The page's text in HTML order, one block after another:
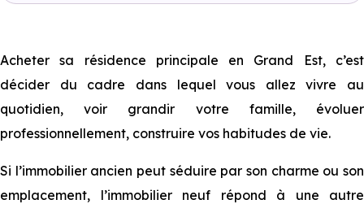
Acheter sa résidence principale en Grand Est, c’est
décider du cadre dans lequel vous allez vivre au
quotidien, voir grandir votre famille, évoluer
professionnellement, construire vos habitudes de vie.
Si l’immobilier ancien peut séduire par son charme ou son
emplacement, l’immobilier neuf répond à une autre